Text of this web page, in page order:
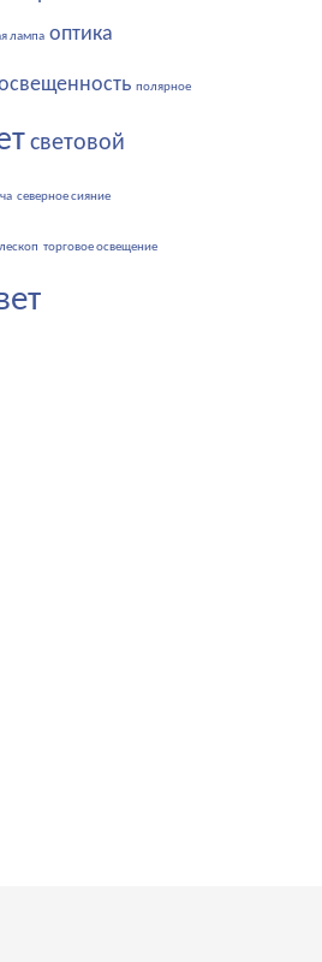
лампа оптика
полярное
световой
северное сияние
торговое освещение